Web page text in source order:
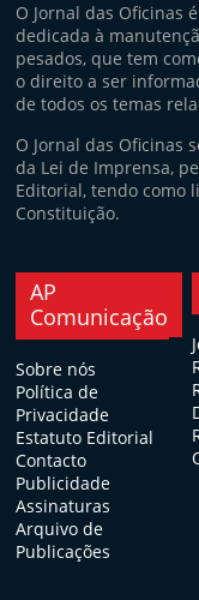
O Jornal das Oficinas
dedicada à
pesados, que tem
o direito a ser
de todos os temas
O Jornal das Oficinas
da Lei de Imprensa,
Editorial, tendo como
Constituição.
AP
Comunicação
Sobre nós
Política de
Privacidade
Estatuto Editorial
Contacto
Publicidade
Assinaturas
Arquivo de
Publicações